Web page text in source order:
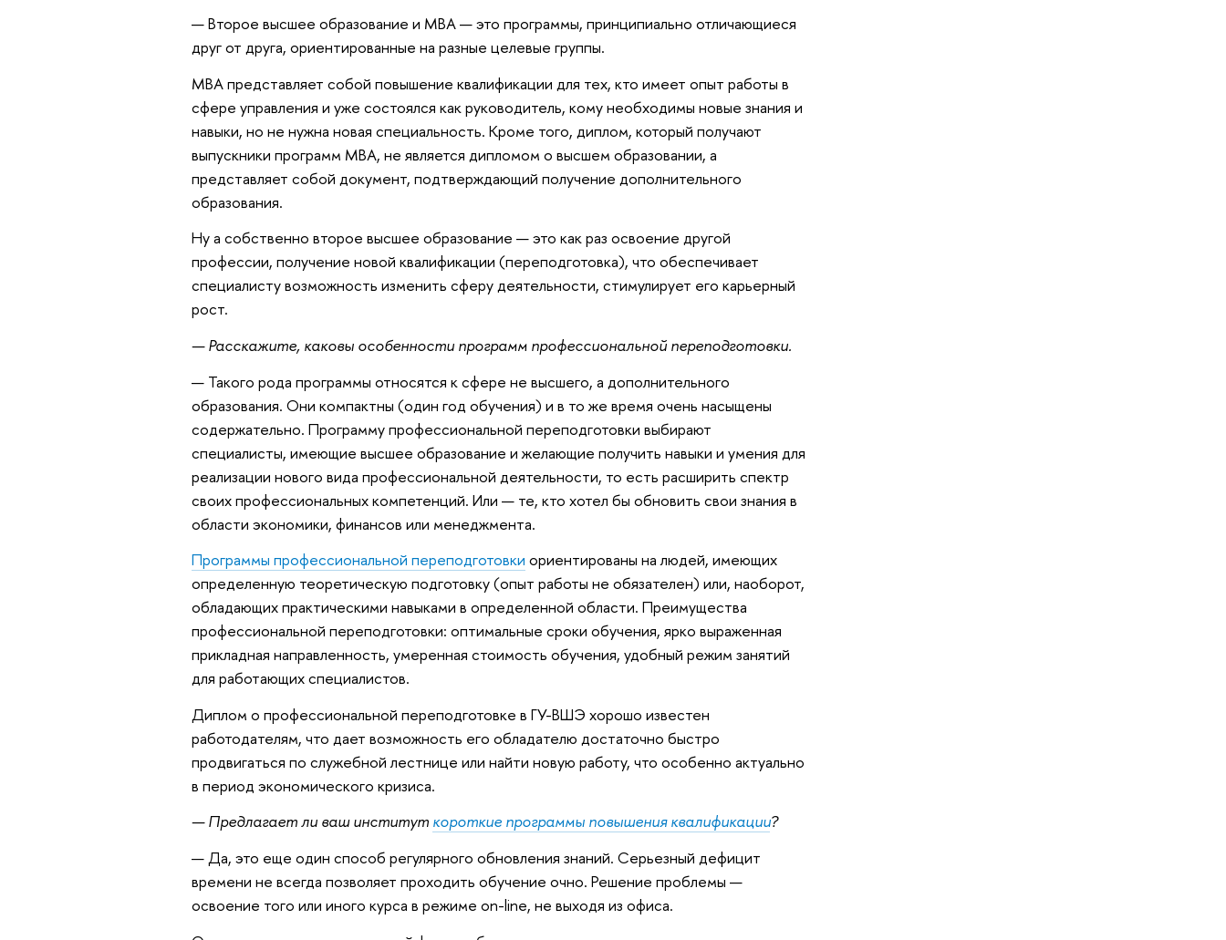
— Второе высшее образование и МВА — это программы, принципиально отличающиеся
друг от друга, ориентированные на разные целевые группы.
МВА представляет собой повышение квалификации для тех, кто имеет опыт работы в
сфере управления и уже состоялся как руководитель, кому необходимы новые знания и
навыки, но не нужна новая специальность. Кроме того, диплом, который получают
выпускники программ МВА, не является дипломом о высшем образовании, а
представляет собой документ, подтверждающий получение дополнительного
образования.
Ну а собственно второе высшее образование — это как раз освоение другой
профессии, получение новой квалификации (переподготовка), что обеспечивает
специалисту возможность изменить сферу деятельности, стимулирует его карьерный
рост.
— Расскажите, каковы особенности программ профессиональной переподготовки.
— Такого рода программы относятся к сфере не высшего, а дополнительного
образования. Они компактны (один год обучения) и в то же время очень насыщены
содержательно. Программу профессиональной переподготовки выбирают
специалисты, имеющие высшее образование и желающие получить навыки и умения для
реализации нового вида профессиональной деятельности, то есть расширить спектр
своих профессиональных компетенций. Или — те, кто хотел бы обновить свои знания в
области экономики, финансов или менеджмента.
Программы профессиональной переподготовки ориентированы на людей, имеющих
определенную теоретическую подготовку (опыт работы не обязателен) или, наоборот,
обладающих практическими навыками в определенной области. Преимущества
профессиональной переподготовки: оптимальные сроки обучения, ярко выраженная
прикладная направленность, умеренная стоимость обучения, удобный режим занятий
для работающих специалистов.
Диплом о профессиональной переподготовке в ГУ-ВШЭ хорошо известен
работодателям, что дает возможность его обладателю достаточно быстро
продвигаться по служебной лестнице или найти новую работу, что особенно актуально
в период экономического кризиса.
— Предлагает ли ваш институт короткие программы повышения квалификации?
— Да, это еще один способ регулярного обновления знаний. Серьезный дефицит
времени не всегда позволяет проходить обучение очно. Решение проблемы —
освоение того или иного курса в режиме on-line, не выходя из офиса.